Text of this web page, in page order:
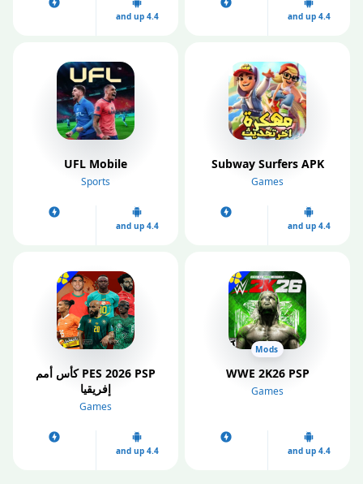
4.4 and up
4.4 and up
Subway Surfers APK
Games
4.4 and up
UFL Mobile
Sports
4.4 and up
Mods
WWE 2K26 PSP
Games
4.4 and up
PES 2026 PSP كأس أمم
إفريقيا
Games
4.4 and up